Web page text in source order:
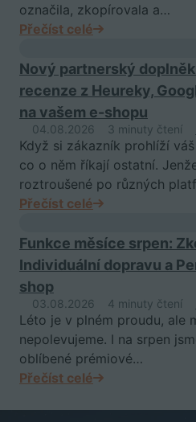
označila, zkopírovala a…
Přečíst celé
Nový partnerský
recenze z Heureky,
na vašem e-shopu
04.08.2026 3 minuty čtení
Když si zákazník prohlíží
co o něm říkají ostatní.
roztroušené po různých
Přečíst celé
Funkce měsíce srpen:
Individuální dopravu a
shop
03.08.2026 4 minuty čtení
Léto je v plném proudu, ale
nepolevujeme. I na srpen
oblíbené prémiové…
Přečíst celé